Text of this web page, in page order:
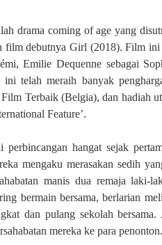
drama coming of age yang
film debutnya Girl (2018). Film
Emilie Dequenne sebagai
telah meraih banyak
Terbaik (Belgia), dan hadiah
Feature’.
perbincangan hangat sejak
mengaku merasakan sedih
manis dua remaja laki-
bermain bersama, berlarian
dan pulang sekolah
mereka ke para penonton.